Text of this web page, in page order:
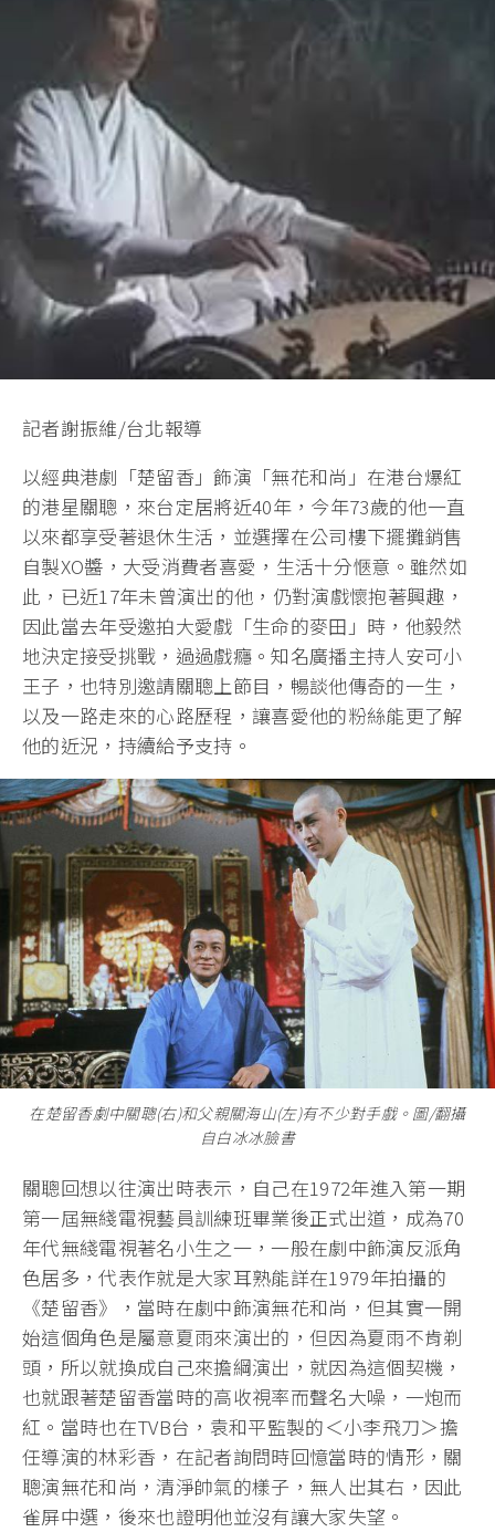
記者謝振維/台北報導
以經典港劇「楚留香」飾演「無花和尚」在港台爆紅
的港星關聰，來台定居將近40年，今年73歲的他一直
以來都享受著退休生活，並選擇在公司樓下擺攤銷售
自製XO醬，大受消費者喜愛，生活十分愜意。雖然如
此，已近17年未曾演出的他，仍對演戲懷抱著興趣，
因此當去年受邀拍大愛戲「生命的麥田」時，他毅然
地決定接受挑戰，過過戲癮。知名廣播主持人安可小
王子，也特別邀請關聰上節目，暢談他傳奇的一生，
以及一路走來的心路歷程，讓喜愛他的粉絲能更了解
他的近況，持續給予支持。
在楚留香劇中關聰(右)和父親關海山(左)有不少對手戲。圖/翻攝
自白冰冰臉書
關聰回想以往演出時表示，自己在1972年進入第一期
第一屆無綫電視藝員訓練班畢業後正式出道，成為70
年代無綫電視著名小生之一，一般在劇中飾演反派角
色居多，代表作就是大家耳熟能詳在1979年拍攝的
《楚留香》，當時在劇中飾演無花和尚，但其實一開
始這個角色是屬意夏雨來演出的，但因為夏雨不肯剃
頭，所以就換成自己來擔綱演出，就因為這個契機，
也就跟著楚留香當時的高收視率而聲名大噪，一炮而
紅。當時也在TVB台，袁和平監製的＜小李飛刀＞擔
任導演的林彩香，在記者詢問時回憶當時的情形，關
聰演無花和尚，清淨帥氣的樣子，無人出其右，因此
雀屏中選，後來也證明他並沒有讓大家失望。